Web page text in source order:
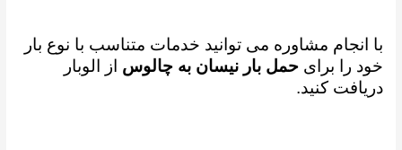
با انجام مشاوره می توانید خدمات متناسب با نوع بار
خود را برایحمل بار نیسان به چالوس از الوبار
دریافت کنید.